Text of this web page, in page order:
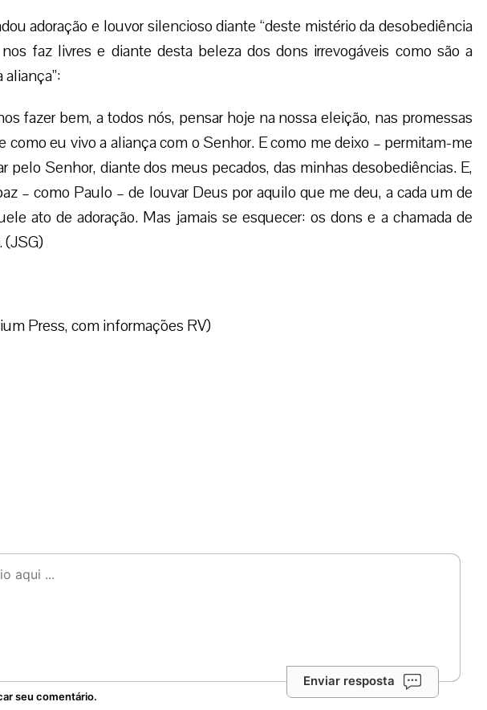
adoração e louvor silencioso diante “deste mistério da desobediência
faz livres e diante desta beleza dos dons irrevogáveis como são a
aliança”:
fazer bem, a todos nós, pensar hoje na nossa eleição, nas promessas
como eu vivo a aliança com o Senhor. E como me deixo – permitam-me
pelo Senhor, diante dos meus pecados, das minhas desobediências. E,
– como Paulo – de louvar Deus por aquilo que me deu, a cada um de
ato de adoração. Mas jamais se esquecer: os dons e a chamada de
(JSG)
Press, com informações RV)
Enviar resposta
seu comentário.